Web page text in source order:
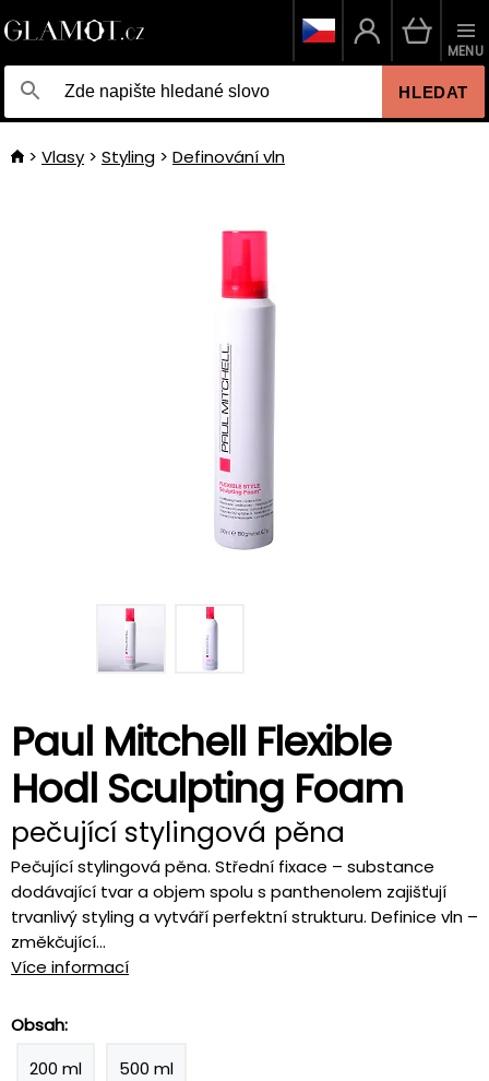
HLEDAT
MENU
Vlasy Styling Definování vln
Paul Mitchell Flexible
Hodl Sculpting Foam
pečující stylingová pěna
Pečující stylingová pěna. Střední fixace – substance
dodávající tvar a objem spolu s panthenolem zajišťují
trvanlivý styling a vytváří perfektní strukturu. Definice vln –
změkčující...
Více informací
Obsah:
200 ml
500 ml